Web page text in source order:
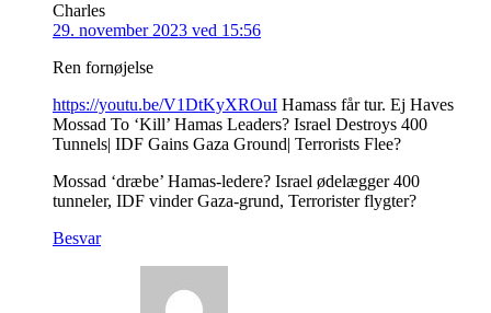
Charles
29. november 2023 ved 15:56
Ren fornøjelse
https://youtu.be/V1DtKyXROuI Hamass får tur. Ej Haves
Mossad To ‘Kill’ Hamas Leaders? Israel Destroys 400
Tunnels| IDF Gains Gaza Ground| Terrorists Flee?
Mossad ‘dræbe’ Hamas-ledere? Israel ødelægger 400
tunneler, IDF vinder Gaza-grund, Terrorister flygter?
Besvar